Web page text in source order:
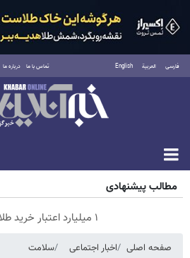
فارسی العربية English تماس با ما درباره ما
جمعه ۱۶ مرداد ۱۴۰۵
مطالب پیشنهادی
۱ میلیارد اعتبار خرید طلا | بدون ضامن و چک
صفحه اصلی اخبار اجتماعی سلامت